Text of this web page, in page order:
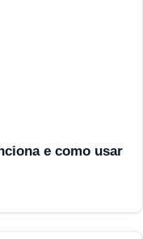
e como usar